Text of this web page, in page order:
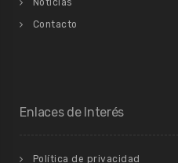
Contacto
Enlaces de Interés
Política de privacidad